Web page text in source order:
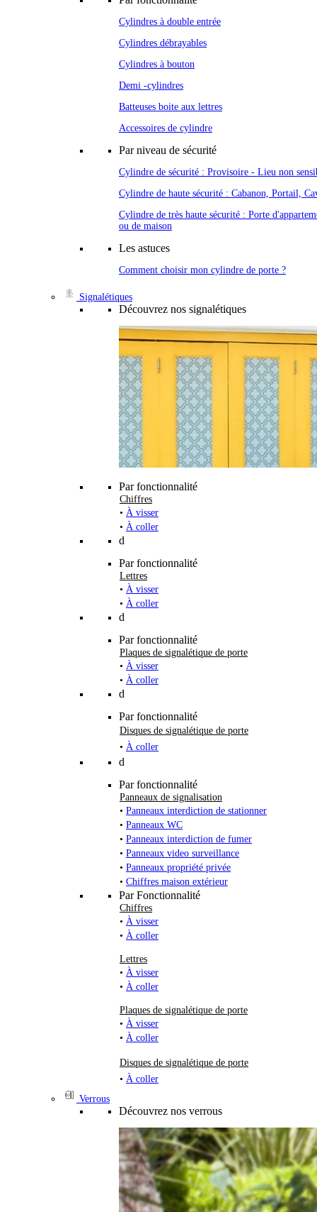
Cylindres à double entrée
Cylindres débrayables
Cylindres à bouton
Demi -cylindres
Batteuses boite aux lettres
Accessoires de cylindre
Par niveau de sécurité
Cylindre de sécurité : Provisoire - Lieu non
Cylindre de haute sécurité : Cabanon, Portail,
Cylindre de très haute sécurité : Porte
ou de maison
Les astuces
Comment choisir mon cylindre de porte ?
Signalétiques
Découvrez nos signalétiques
Par fonctionnalité
Chiffres
• À visser
• À coller
d
Par fonctionnalité
Lettres
• À visser
• À coller
d
Par fonctionnalité
Plaques de signalétique de porte
• À visser
• À coller
d
Par fonctionnalité
Disques de signalétique de porte
• À coller
d
Par fonctionnalité
Panneaux de signalisation
• Panneaux interdiction de stationner
• Panneaux WC
• Panneaux interdiction de fumer
• Panneaux video surveillance
• Panneaux propriété privée
• Chiffres maison extérieur
Par Fonctionnalité
Chiffres
• À visser
• À coller
Lettres
• À visser
• À coller
Plaques de signalétique de porte
• À visser
• À coller
Disques de signalétique de porte
• À coller
Verrous
Découvrez nos verrous